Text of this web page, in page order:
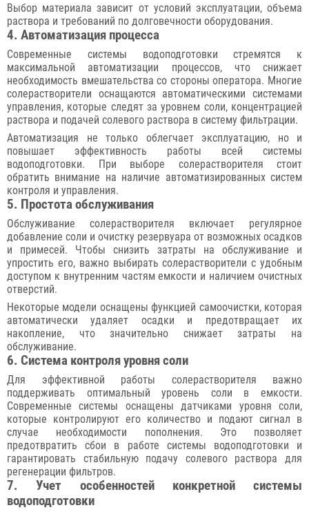
Выбор материала зависит от условий эксплуатации, объема
раствора и требований по долговечности оборудования.
4. Автоматизация процесса
Современные системы водоподготовки стремятся к
максимальной автоматизации процессов, что снижает
необходимость вмешательства со стороны оператора. Многие
солерастворители оснащаются автоматическими системами
управления, которые следят за уровнем соли, концентрацией
раствора и подачей солевого раствора в систему фильтрации.
Автоматизация не только облегчает эксплуатацию, но и
повышает эффективность работы всей системы
водоподготовки. При выборе солерастворителя стоит
обратить внимание на наличие автоматизированных систем
контроля и управления.
5. Простота обслуживания
Обслуживание солерастворителя включает регулярное
добавление соли и очистку резервуара от возможных осадков
и примесей. Чтобы снизить затраты на обслуживание и
упростить его, важно выбирать солерастворители с удобным
доступом к внутренним частям емкости и наличием очистных
отверстий.
Некоторые модели оснащены функцией самоочистки, которая
автоматически удаляет осадки и предотвращает их
накопление, что значительно снижает затраты на
обслуживание.
6. Система контроля уровня соли
Для эффективной работы солерастворителя важно
поддерживать оптимальный уровень соли в емкости.
Современные системы оснащены датчиками уровня соли,
которые контролируют его количество и подают сигнал в
случае необходимости пополнения. Это позволяет
предотвратить сбои в работе системы водоподготовки и
гарантировать стабильную подачу солевого раствора для
регенерации фильтров.
7. Учет особенностей конкретной системы
водоподготовки